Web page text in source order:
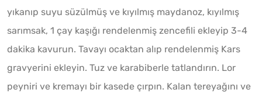
yıkanıp suyu süzülmüş ve kıyılmış maydanoz, kıyılmış
sarımsak, 1 çay kaşığı rendelenmiş zencefili ekleyip 3-4
dakika kavurun. Tavayı ocaktan alıp rendelenmiş Kars
gravyerini ekleyin. Tuz ve karabiberle tatlandırın. Lor
peyniri ve kremayı bir kasede çırpın. Kalan tereyağını ve